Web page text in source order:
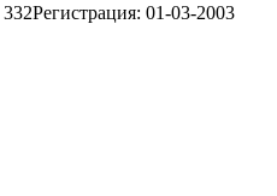
Регистрация: 01-03-2003